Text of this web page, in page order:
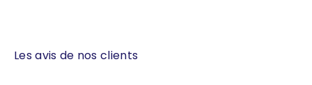
Les avis de nos clients